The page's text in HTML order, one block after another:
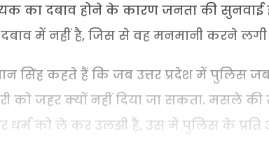
का दबाव होने के कारण जनता की सुनवाई
में नहीं है, जिस से वह मनमानी करने लगी
सिंह कहते हैं कि जब उत्तर प्रदेश में पुलिस
को जहर क्यों नहीं दिया जा सकता. मसले की
को ले कर उलझी है, उस में पुलिस के प्रति